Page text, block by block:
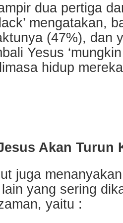
dua pertiga
mengatakan,
(47%), dan
Yesus
hidup
Akan Turun
juga
yang sering
yaitu :